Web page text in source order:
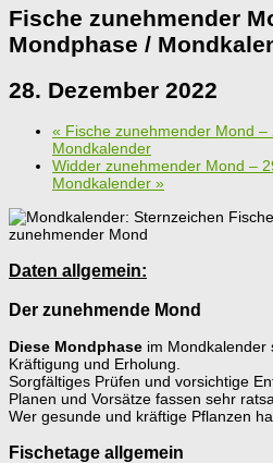
Fische zunehmender
Mondphase /
28. Dezember 2022
« Fische zunehmender Mond
Mondkalender
Widder zunehmender Mond –
Mondkalender »
Daten allgemein:
Der zunehmende Mond
Diese Mondphase im Mondkalender
Kräftigung und Erholung.
Sorgfältiges Prüfen und vorsichtige
Planen und Vorsätze fassen sehr
Wer gesunde und kräftige Pflanzen
Fischetage allgemein